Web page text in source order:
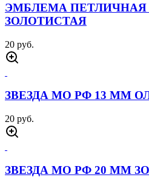
ЭМБЛЕМА ПЕТЛИЧНАЯ
ЗОЛОТИСТАЯ
20 руб.
ЗВЕЗДА МО РФ 13 ММ
20 руб.
ЗВЕЗДА МО РФ 20 ММ